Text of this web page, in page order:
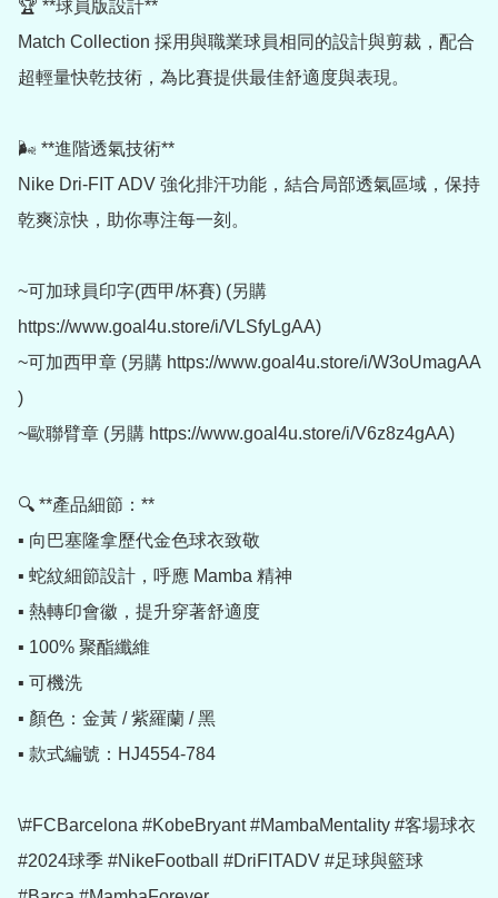
🏆 **球員版設計**
Match Collection 採用與職業球員相同的設計與剪裁，配合
超輕量快乾技術，為比賽提供最佳舒適度與表現。
🌬️ **進階透氣技術**
Nike Dri-FIT ADV 強化排汗功能，結合局部透氣區域，保持
乾爽涼快，助你專注每一刻。
~可加球員印字(西甲/杯賽) (另購
https://www.goal4u.store/i/VLSfyLgAA)
~可加西甲章 (另購 https://www.goal4u.store/i/W3oUmagAA
)
~歐聯臂章 (另購 https://www.goal4u.store/i/V6z8z4gAA)
🔍 **產品細節：**
▪️ 向巴塞隆拿歷代金色球衣致敬
▪️ 蛇紋細節設計，呼應 Mamba 精神
▪️ 熱轉印會徽，提升穿著舒適度
▪️ 100% 聚酯纖維
▪️ 可機洗
▪️ 顏色：金黃 / 紫羅蘭 / 黑
▪️ 款式編號：HJ4554-784
\#FCBarcelona #KobeBryant #MambaMentality #客場球衣
#2024球季 #NikeFootball #DriFITADV #足球與籃球